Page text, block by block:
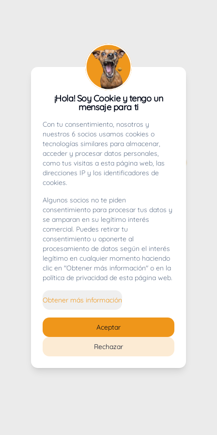
404
Whoops! Lo sentimos mucho.
¡Hola! Soy Cookie y tengo un
mensaje para ti
Con tu consentimiento, nosotros y
nuestros 6 socios usamos cookies o
tecnologías similares para almacenar,
acceder y procesar datos personales,
como tus visitas a esta página web, las
direcciones IP y los identificadores de
cookies.
Algunos socios no te piden
consentimiento para procesar tus datos y
se amparan en su legítimo interés
comercial. Puedes retirar tu
consentimiento u oponerte al
procesamiento de datos según el interés
legítimo en cualquier momento haciendo
clic en "Obtener más información" o en la
política de privacidad de esta página web.
Obtener más información
Rechazar
Aceptar